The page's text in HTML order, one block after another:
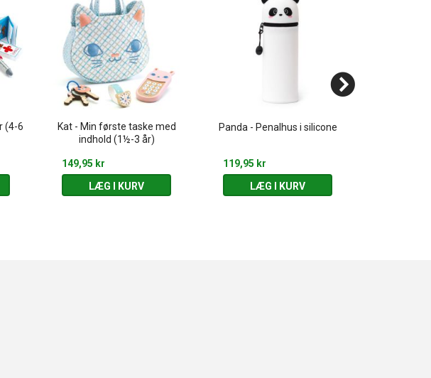
(4-6
Kat - Min første taske med
indhold (1½-3 år)
149,95 kr
LÆG I KURV
Panda - Penalhus i silicone
119,95 kr
LÆG I KURV